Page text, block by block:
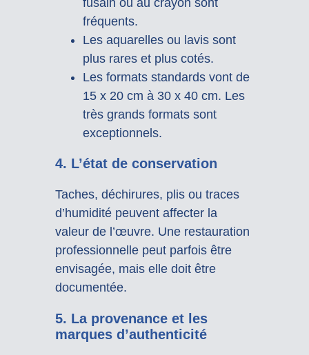
fréquents.
Les aquarelles ou lavis sont
plus rares et plus cotés.
Les formats standards vont de
15 x 20 cm à 30 x 40 cm. Les
très grands formats sont
exceptionnels.
4. L’état de conservation
Taches, déchirures, plis ou traces
d’humidité peuvent affecter la
valeur de l’œuvre. Une restauration
professionnelle peut parfois être
envisagée, mais elle doit être
documentée.
5. La provenance et les
marques d’authenticité